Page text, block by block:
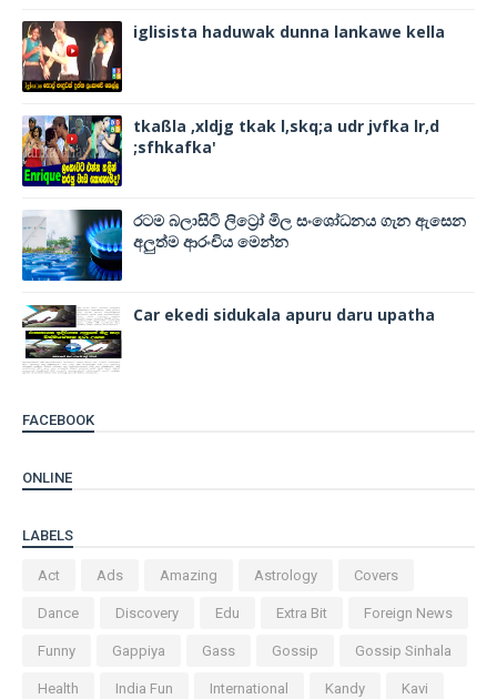
iglisista haduwak dunna lankawe kella
tkaßla ,xldjg tkak l,skq;a udr jvfka lr,d
;sfhkafka'
රටම බලාසිටි ලිට්‍රෝ මිල සංශෝධනය ගැන ඇසෙන
අලුත්ම ආරංචිය මෙන්න
Car ekedi sidukala apuru daru upatha
FACEBOOK
ONLINE
LABELS
Act Ads Amazing Astrology Covers
Dance Discovery Edu Extra Bit Foreign News
Funny Gappiya Gass Gossip Gossip Sinhala
Health India Fun International Kandy Kavi